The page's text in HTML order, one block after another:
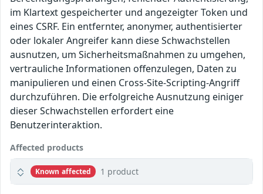
im Klartext gespeicherter und angezeigter Token und
eines CSRF. Ein entfernter, anonymer, authentisierter
oder lokaler Angreifer kann diese Schwachstellen
ausnutzen, um Sicherheitsmaßnahmen zu umgehen,
vertrauliche Informationen offenzulegen, Daten zu
manipulieren und einen Cross-Site-Scripting-Angriff
durchzuführen. Die erfolgreiche Ausnutzung einiger
dieser Schwachstellen erfordert eine
Benutzerinteraktion.
Affected products
Known affected 1 product